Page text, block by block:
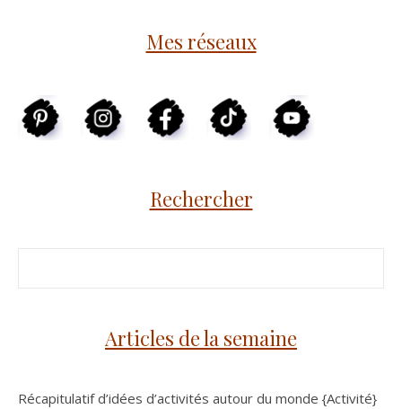
Mes réseaux
Rechercher
Articles de la semaine
Récapitulatif d’idées d’activités autour du monde {Activité}